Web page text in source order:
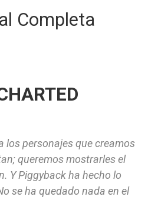
Completa
los personajes que creamos
queremos mostrarles el
Y Piggyback ha hecho lo
se ha quedado nada en el